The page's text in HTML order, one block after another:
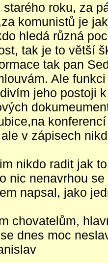
starého roku, za
komunistů je
hledá různá
tak je to větší
tak pan
Ale
jeho postoji
v zápisech
nikdo radit jak
nic nenavrhou
napsal, jako
chovatelům,
dnes moc